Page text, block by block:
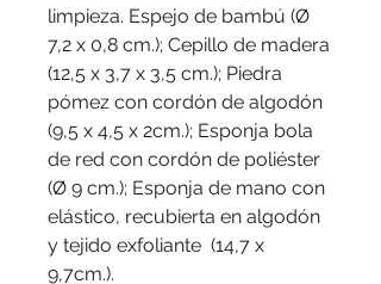
limpieza. Espejo de bambú (Ø
7,2 x 0,8 cm.); Cepillo de madera
(12,5 x 3,7 x 3,5 cm.); Piedra
pómez con cordón de algodón
(9,5 x 4,5 x 2cm.); Esponja bola
de red con cordón de poliéster
(Ø 9 cm.); Esponja de mano con
elástico, recubierta en algodón
y tejido exfoliante (14,7 x
9,7cm.).